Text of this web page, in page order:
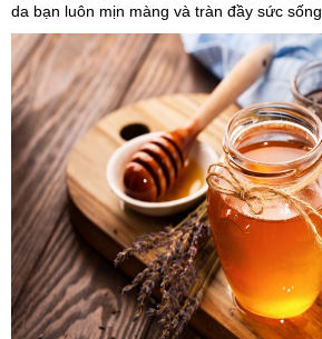
da bạn luôn mịn màng và tràn đầy sức sống.